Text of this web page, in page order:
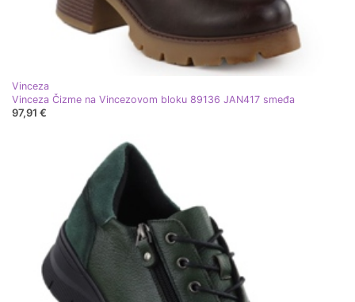
Vinceza
Vinceza Čizme na Vincezovom bloku 89136 JAN417 smeđa
97,91 €